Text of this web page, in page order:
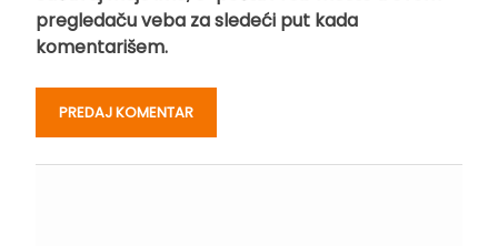
pregledaču veba za sledeći put kada
komentarišem.